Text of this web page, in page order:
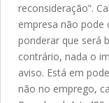
reconsideração”.
empresa não pode
ponderar que será
contrário, nada o
aviso. Está em
não no emprego,